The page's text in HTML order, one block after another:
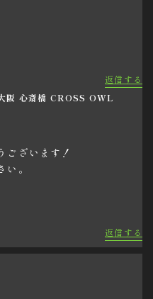
返信する
心斎橋 CROSS OWL
ございます！
。
返信する